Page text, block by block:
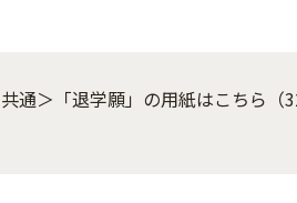
通＞「退学願」の用紙はこちら（